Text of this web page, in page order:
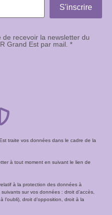
de recevoir la newsletter du
Grand Est par mail. *
traite vos données dans le cadre de la
à tout moment en suivant le lien de
à la protection des données à
sur vos données : droit d’accès,
l’oubli), droit d’opposition, droit à la